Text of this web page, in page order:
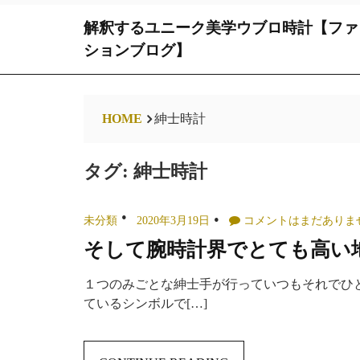
解釈するユニーク美学ウブロ時計【ファ
ションブログ】
HOME 紳士時計
タグ: 紳士時計
未分類 2020年3月19日 コメントはまだありま
そして腕時計界でとても高い
１つのみごとな紳士手が行っていつもそれで
ているシンボルで[…]